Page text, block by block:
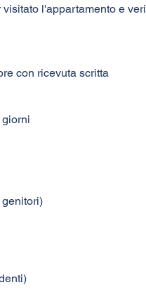
l'appartamento e
con ricevuta scritta